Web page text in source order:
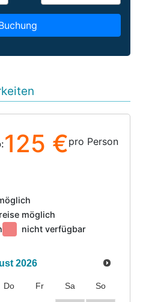
125 €pro Person
möglich
nicht verfügbar
2026
Do Fr Sa So